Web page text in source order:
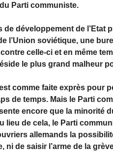
Parti communiste.
de développement de l’Etat
l’Union soviétique, une
celle-ci et en même
le plus grand malheur
comme faite exprès pour
de temps. Mais le Parti
encore que la minorité
lieu de cela, le Parti
allemands la
ni de saisir l’arme de la